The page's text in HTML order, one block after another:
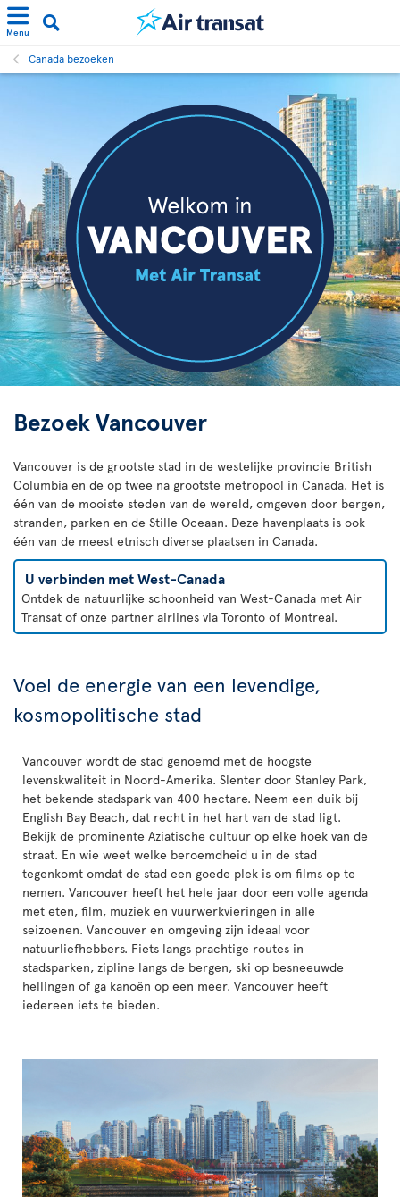
Menu
Canada bezoeken
Bezoek Vancouver
Vancouver is de grootste stad in de westelijke provincie British
Columbia en de op twee na grootste metropool in Canada. Het is
één van de mooiste steden van de wereld, omgeven door bergen,
stranden, parken en de Stille Oceaan. Deze havenplaats is ook
één van de meest etnisch diverse plaatsen in Canada.
U verbinden met West-Canada
Ontdek de natuurlijke schoonheid van West-Canada met Air
Transat of onze partner airlines via Toronto of Montreal.
Voel de energie van een levendige,
kosmopolitische stad
Vancouver wordt de stad genoemd met de hoogste
levenskwaliteit in Noord-Amerika. Slenter door Stanley Park,
het bekende stadspark van 400 hectare. Neem een duik bij
English Bay Beach, dat recht in het hart van de stad ligt.
Bekijk de prominente Aziatische cultuur op elke hoek van de
straat. En wie weet welke beroemdheid u in de stad
tegenkomt omdat de stad een goede plek is om films op te
nemen. Vancouver heeft het hele jaar door een volle agenda
met eten, film, muziek en vuurwerkvieringen in alle
seizoenen. Vancouver en omgeving zijn ideaal voor
natuurliefhebbers. Fiets langs prachtige routes in
stadsparken, zipline langs de bergen, ski op besneeuwde
hellingen of ga kanoën op een meer. Vancouver heeft
iedereen iets te bieden.